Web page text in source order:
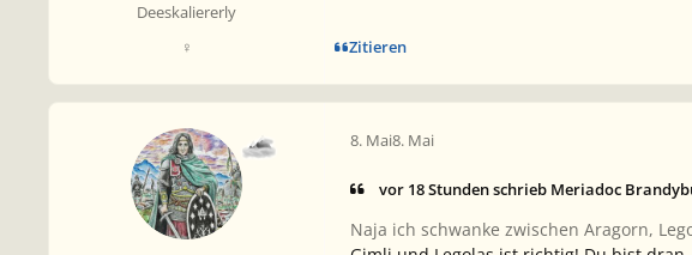
Deeskaliererly
♀
Zitieren
8. Mai8. Mai
vor 18 Stunden schrieb Meriadoc
Naja ich schwanke zwischen Aragorn,